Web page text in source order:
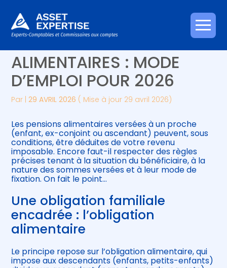
Aller
au
Créer et reprendre une activité
Gérer votre quotidien
Piloter votre entreprise
Développer votre entreprise
Construire votre patrimoine
Être prêt pour la facturation
électronique
Piloter votre gestion
Suivre votre comptabilité
Gérer vos ressources humaines
FISCALITÉ DES PENSIONS
ALIMENTAIRES : MODE
D’EMPLOI POUR 2026
Par |29 AVRIL 2026 ( Mise à jour 29 avril 2026)
Les pensions alimentaires versées à un proche
(enfant, ex-conjoint ou ascendant) peuvent, sous
conditions, être déduites de votre revenu
imposable. Encore faut-il respecter des règles
précises tenant à la situation du bénéficiaire, à la
nature des sommes versées et à leur mode de
fixation. On fait le point…
Une obligation familiale
encadrée : l’obligation
alimentaire
Le principe repose sur l’obligation alimentaire, qui
impose aux descendants (enfants, petits-enfants)